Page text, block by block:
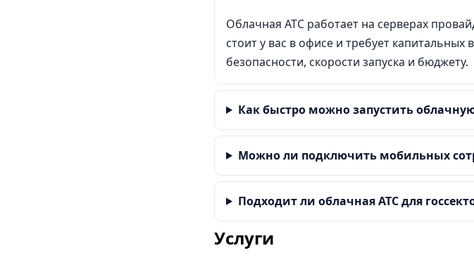
Облачная АТС работает на серверах
стоит у вас в офисе и требует
безопасности, скорости запуска и бюджету.
Как быстро можно запустить
Можно ли подключить мобильных
Подходит ли облачная АТС для
Услуги